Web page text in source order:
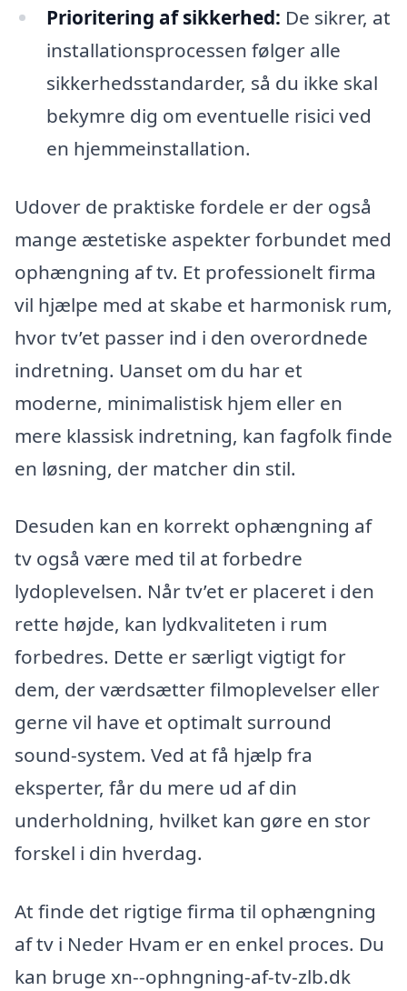
Prioritering af sikkerhed: De sikrer, at
installationsprocessen følger alle
sikkerhedsstandarder, så du ikke skal
bekymre dig om eventuelle risici ved
en hjemmeinstallation.
Udover de praktiske fordele er der også
mange æstetiske aspekter forbundet med
ophængning af tv. Et professionelt firma
vil hjælpe med at skabe et harmonisk rum,
hvor tv’et passer ind i den overordnede
indretning. Uanset om du har et
moderne, minimalistisk hjem eller en
mere klassisk indretning, kan fagfolk finde
en løsning, der matcher din stil.
Desuden kan en korrekt ophængning af
tv også være med til at forbedre
lydoplevelsen. Når tv’et er placeret i den
rette højde, kan lydkvaliteten i rum
forbedres. Dette er særligt vigtigt for
dem, der værdsætter filmoplevelser eller
gerne vil have et optimalt surround
sound-system. Ved at få hjælp fra
eksperter, får du mere ud af din
underholdning, hvilket kan gøre en stor
forskel i din hverdag.
At finde det rigtige firma til ophængning
af tv i Neder Hvam er en enkel proces. Du
kan bruge xn--ophngning-af-tv-zlb.dk